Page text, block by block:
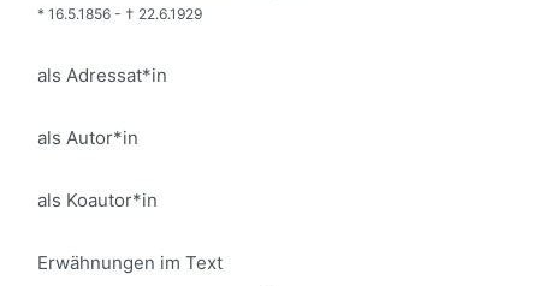
* 16.5.1856 - † 22.6.1929
als Adressat*in
als Autor*in
als Koautor*in
Erwähnungen im Text